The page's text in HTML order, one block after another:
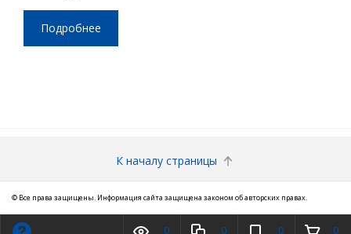
0 0 0 0
Подробнее
К началу страницы
© Все права защищены. Информация сайта защищена законом об авторских правах.